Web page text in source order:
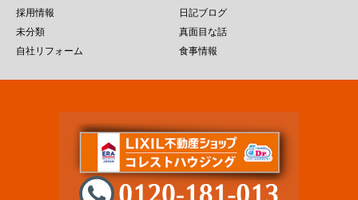
採用情報
日記ブログ
未分類
真面目な話
自社リフォーム
食事情報